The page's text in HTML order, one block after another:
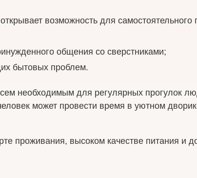
возможность для самостоятельного
общения со сверстниками;
бытовых проблем.
необходимым для регулярных прогулок
может провести время в уютном
проживания, высоком качестве питания и